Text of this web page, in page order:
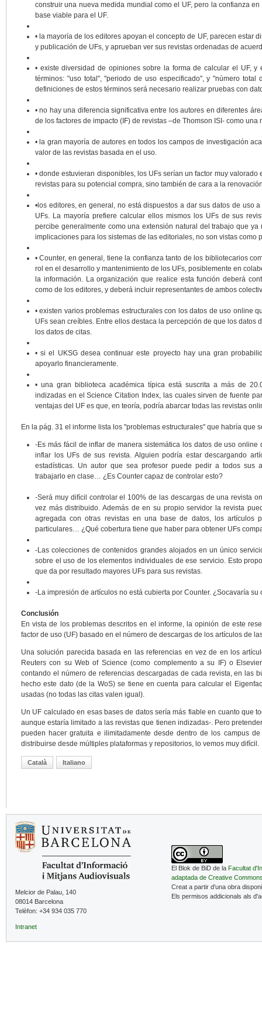
construir una nueva medida mundial como el UF, pero la confianza
base viable para el UF.
• la mayoría de los editores apoyan el concepto de UF, parecen estar
y publicación de UFs, y aprueban ver sus revistas ordenadas de
• existe diversidad de opiniones sobre la forma de calcular el UF,
términos: "uso total", "periodo de uso especificado", y "número
definiciones de estos términos será necesario realizar pruebas con
• no hay una diferencia significativa entre los autores en diferentes
de los factores de impacto (IF) de revistas –de Thomson ISI- como una
• la gran mayoría de autores en todos los campos de investigación
valor de las revistas basada en el uso.
• donde estuvieran disponibles, los UFs serían un factor muy
revistas para su potencial compra, sino también de cara a la
•los editores, en general, no está dispuestos a dar sus datos de uso
UFs. La mayoría prefiere calcular ellos mismos los UFs de sus
percibe generalmente como una extensión natural del trabajo que
implicaciones para los sistemas de las editoriales, no son vistas como
• Counter, en general, tiene la confianza tanto de los bibliotecarios
rol en el desarrollo y mantenimiento de los UFs, posiblemente en
la información. La organización que realice esta función deberá
como de los editores, y deberá incluir representantes de ambos
• existen varios problemas estructurales con los datos de uso online
UFs sean creíbles. Entre ellos destaca la percepción de que los datos
los datos de citas.
• si el UKSG desea continuar este proyecto hay una gran
apoyarlo financieramente.
• una gran biblioteca académica típica está suscrita a más de
indizadas en el Science Citation Index, las cuales sirven de fuente
ventajas del UF es que, en teoría, podría abarcar todas las revistas
En la pág. 31 el informe lista los "problemas estructurales" que habría que
-Es más fácil de inflar de manera sistemática los datos de uso
inflar los UFs de sus revista. Alguien podría estar descargando
estadísticas. Un autor que sea profesor puede pedir a todos sus
trabajarlo en clase… ¿Es Counter capaz de controlar esto?
-Será muy difícil controlar el 100% de las descargas de una revista
vez más distribuido. Además de en su propio servidor la revista
agregada con otras revistas en una base de datos, los artículos
particulares… ¿Qué cobertura tiene que haber para obtener UFs
-Las colecciones de contenidos grandes alojados en un único
sobre el uso de los elementos individuales de ese servicio. Esto
que da por resultado mayores UFs para sus revistas.
-La impresión de artículos no está cubierta por Counter. ¿Socavaría
Conclusión
En vista de los problemas descritos en el informe, la opinión de este
factor de uso (UF) basado en el número de descargas de los artículos de
Una solución parecida basada en las referencias en vez de en los
Reuters con su Web of Science (como complemento a su IF) o
contando el número de referencias descargadas de cada revista, en las
hecho este dato (de la WoS) se tiene en cuenta para calcular el
usadas (no todas las citas valen igual).
Un UF calculado en esas bases de datos sería más fiable en cuanto que
aunque estaría limitado a las revistas que tienen indizadas-. Pero
pueden hacer gratuita e ilimitadamente desde dentro de los campus
distribuirse desde múltiples plataformas y repositorios, lo vemos muy difícil.
Català Italiano
Melcior de Palau, 140
08014 Barcelona
Telèfon: +34 934 035 770
Intranet
El Blok de BiD de la Facultat
adaptada de Creative
Creat a partir d'una obra
Els permisos addicionals als